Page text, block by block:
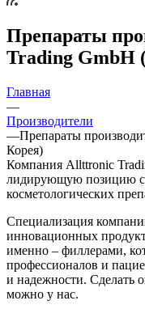
Препараты
Trading
Главная
—
Производители
—Препараты
Корея)
Компания Allttronic
лидирующую позицию
косметологических
Специализация
инновационных
именно – филлерами,
профессионалов и
и надежности. Сделать
можно у нас.